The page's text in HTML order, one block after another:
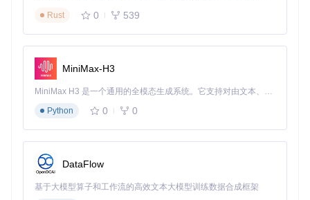
设计细
节
精心调整的字母间距和笔
画粗细
普遍缺乏细节优
化
更新支
持
持续更新（最新2019版）
Bebas Neue Pro版本更是在原有基础上增加了小写字母，这
母，限制了某些设计场景的使用。现在，有了小写字母的支
持，设计师可以创造更加丰富多变的排版效果。
开源设计资源的实用性
Rust
0 539
MiniMax-H3
MiniMax H3 是一个通用的全模态生成系统。它支持对由文本、图像、视频和音频组成的多模态上下文进行统一理解，并能生成分辨率高达 2K、时长可达 15 秒的带原生立体声音频的视频。得益于面向任务泛化的系统设计，H3 在预训练阶段就已具备广泛的多模态上下文理解与生成能力，能够出色地执行复杂的多模态指令。
Python
0 0
DataFlow
基于大模型算子和工作流的高效文本大模型训练数据合成框架